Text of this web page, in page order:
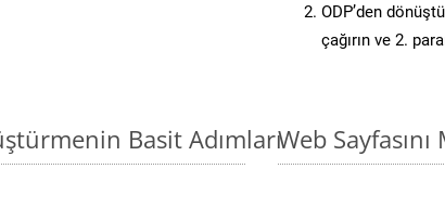
ODP’den
çağırın ve 2.
Basit AdımlarıWeb